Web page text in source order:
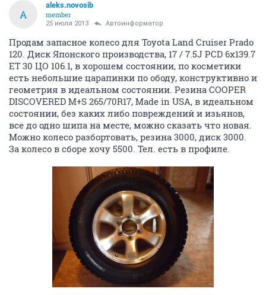
A
aleks.novosib
member
25 июля 2013 Автоинформатор
Продам запасное колесо для Toyota Land Cruiser Prado
120. Диск Японского производства, 17 / 7.5J PCD 6x139.7
ET 30 ЦО 106.1, в хорошем состоянии, по косметики
есть небольшие царапинки по ободу, конструктивно и
геометрия в идеальном состоянии. Резина COOPER
DISCOVERED M+S 265/70R17, Made in USA, в идеальном
состоянии, без каких либо повреждений и изьянов,
все до одно шипа на месте, можно сказать что новая.
Можно колесо разбортовать, резина 3000, диск 3000.
За колесо в сборе хочу 5500. Тел. есть в профиле.